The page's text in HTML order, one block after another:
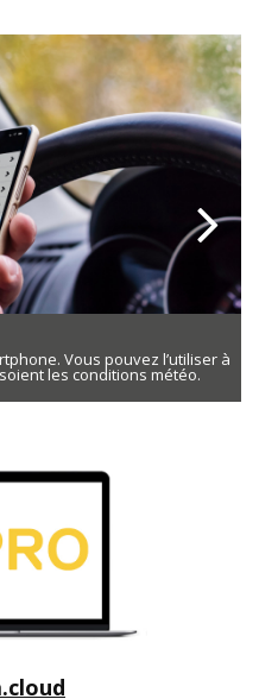
Vous pouvez l’utiliser à
les conditions météo.